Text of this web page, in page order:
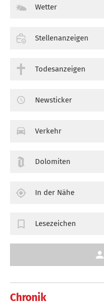
Chronik
Wetter
Stellenanzeigen
Todesanzeigen
Newsticker
Verkehr
Dolomiten
In der Nähe
Lesezeichen